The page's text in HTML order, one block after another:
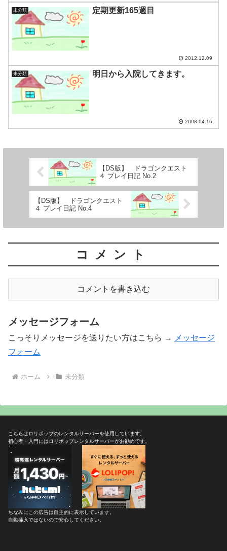
未分類 定期更新165週目
2012.12.09
未分類 明日から入院してきます。
2008.04.16
【DS版】 ドラゴンクエスト
４ プレイ日記 No.2
【DS版】 ドラゴンクエスト
４ プレイ日記 No.4
コメント
コメントを書き込む
メッセージフォーム
こっそりメッセージを送りたい方はこちら →
メッセージ
フォーム
ホーム 未分類
こちらはロリポップのレンタルサーバーを使用しています。
初心者・入門にはロリポップレンタルサーバーがお勧めです。
ちなみにこの広告は自主的に表示しています。
自動挿入ではないので安心してください。